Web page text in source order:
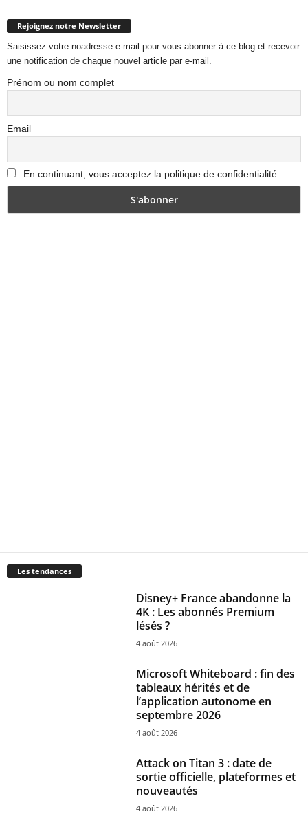
Rejoignez notre Newsletter
Saisissez votre noadresse e-mail pour vous abonner à ce blog et recevoir
une notification de chaque nouvel article par e-mail.
Prénom ou nom complet
Email
En continuant, vous acceptez la politique de confidentialité
Les tendances
Disney+ France abandonne la
4K : Les abonnés Premium
lésés ?
4 août 2026
Microsoft Whiteboard : fin des
tableaux hérités et de
l’application autonome en
septembre 2026
4 août 2026
Attack on Titan 3 : date de
sortie officielle, plateformes et
nouveautés
4 août 2026